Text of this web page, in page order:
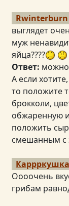
Rwinterburn
выглядет
муж
яйца????
Ответ: можно
А если
то положите
брокколи,
обжаренную
положить
смешанным с
Каррркушка
Оооочень
грибам